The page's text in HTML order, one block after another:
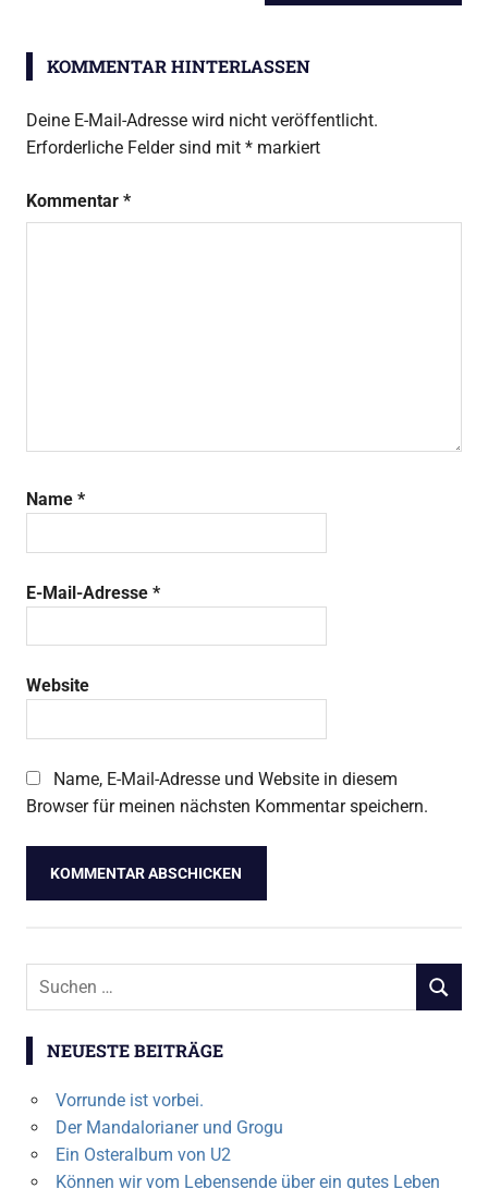
KOMMENTAR HINTERLASSEN
Deine E-Mail-Adresse wird nicht veröffentlicht.
Erforderliche Felder sind mit * markiert
Kommentar *
Name *
E-Mail-Adresse *
Website
Name, E-Mail-Adresse und Website in diesem
Browser für meinen nächsten Kommentar speichern.
Suchen
SUCHEN
NEUESTE BEITRÄGE
Vorrunde ist vorbei.
Der Mandalorianer und Grogu
Ein Osteralbum von U2
Können wir vom Lebensende über ein gutes Leben